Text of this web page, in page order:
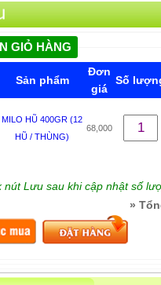
GIỎ HÀNG
Sản phẩm
Đơn
giá
Số
MILO HŨ 400GR (12
HŨ / THÙNG)
68,000
nút Lưu sau khi cập nhật số
»